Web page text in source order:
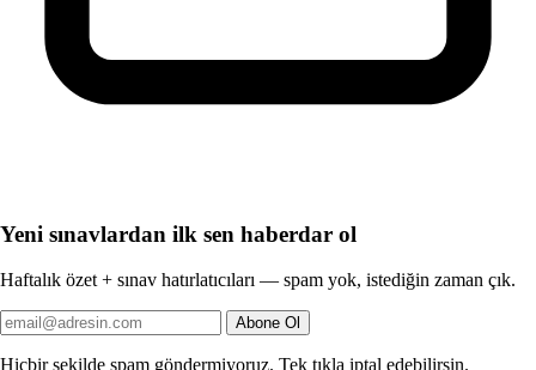
Yeni sınavlardan ilk sen haberdar ol
Haftalık özet + sınav hatırlatıcıları — spam yok, istediğin zaman çık.
Abone Ol
Hiçbir şekilde spam göndermiyoruz. Tek tıkla iptal edebilirsin.